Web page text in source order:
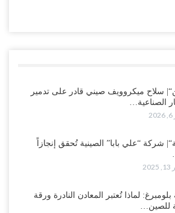
سلاح ميكروويف صيني قادر على تدمير
الصناعية…
شركة “علي بابا” الصينية تُحقق إنجازاً
بلومبرغ: لماذا تُعتبر المعادن النادرة ورقة
للصين…